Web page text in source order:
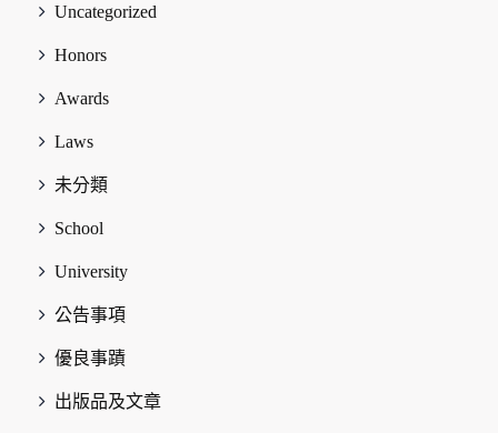
Uncategorized
Honors
Awards
Laws
未分類
School
University
公告事項
優良事蹟
出版品及文章